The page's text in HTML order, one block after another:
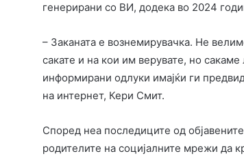
генерирани со ВИ, додека во 2024
– Заканата е вознемирувачка. Не
сакате и на кои им верувате, но
информирани одлуки имајќи ги
на интернет, Кери Смит.
Според неа последиците од
родителите на социјалните мрежи да